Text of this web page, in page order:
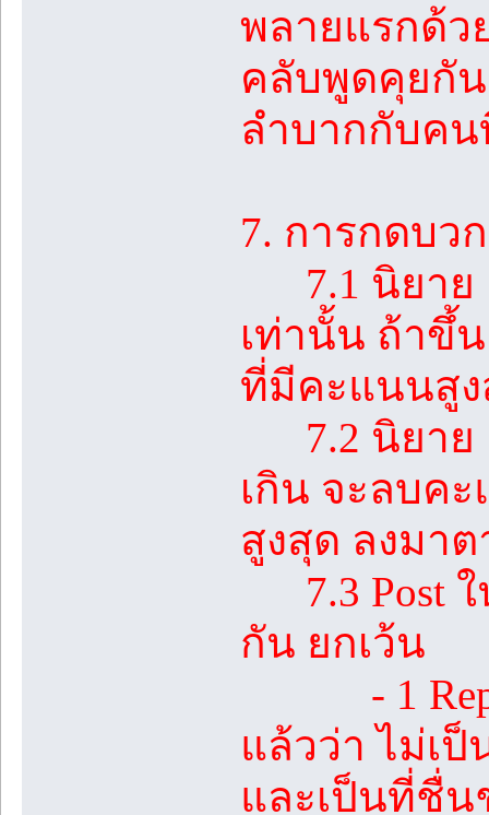
พลายแรกด้ว
คลับพูดคุยกัน
ลำบากกับค
7. การกดบว
7.1 นิยาย
เท่านั้น ถ้าขึ้
ที่มีคะแนนสู
7.2 นิยาย 1
เกิน จะลบค
สูงสุด ลงมา
7.3 Post ใ
กัน ยกเว้น
- 1 Reply
แล้วว่า ไม่เ
และเป็นที่ชื่น